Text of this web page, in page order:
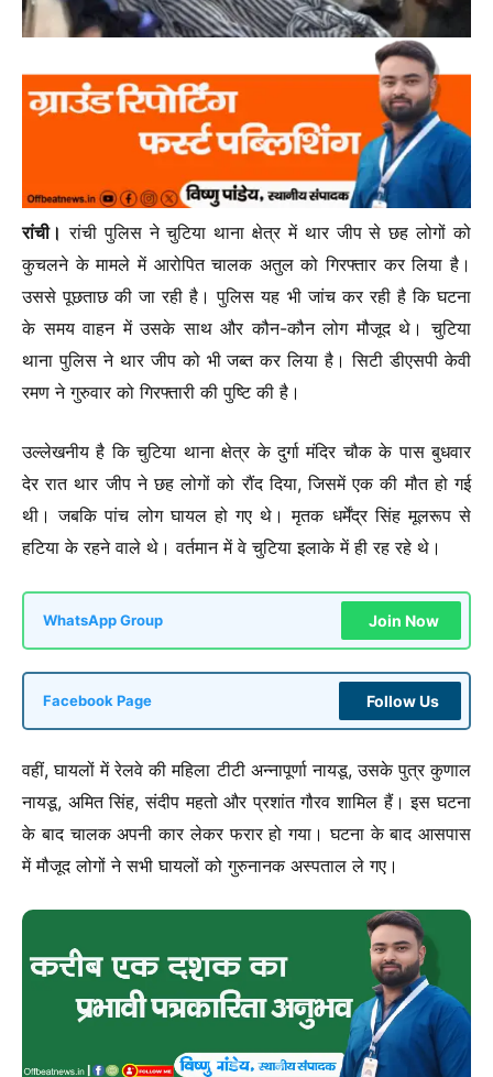
रांची। रांची पुलिस ने चुटिया थाना क्षेत्र में थार जीप से छह लोगों को
कुचलने के मामले में आरोपित चालक अतुल को गिरफ्तार कर लिया है।
उससे पूछताछ की जा रही है। पुलिस यह भी जांच कर रही है कि घटना
के समय वाहन में उसके साथ और कौन-कौन लोग मौजूद थे। चुटिया
थाना पुलिस ने थार जीप को भी जब्त कर लिया है। सिटी डीएसपी केवी
रमण ने गुरुवार को गिरफ्तारी की पुष्टि की है।
उल्लेखनीय है कि चुटिया थाना क्षेत्र के दुर्गा मंदिर चौक के पास बुधवार
देर रात थार जीप ने छह लोगों को रौंद दिया, जिसमें एक की मौत हो गई
थी। जबकि पांच लोग घायल हो गए थे। मृतक धर्मेंद्र सिंह मूलरूप से
हटिया के रहने वाले थे। वर्तमान में वे चुटिया इलाके में ही रह रहे थे।
WhatsApp Group Join Now
Facebook Page Follow Us
वहीं, घायलों में रेलवे की महिला टीटी अन्नापूर्णा नायडू, उसके पुत्र कुणाल
नायडू, अमित सिंह, संदीप महतो और प्रशांत गौरव शामिल हैं। इस घटना
के बाद चालक अपनी कार लेकर फरार हो गया। घटना के बाद आसपास
में मौजूद लोगों ने सभी घायलों को गुरुनानक अस्पताल ले गए।